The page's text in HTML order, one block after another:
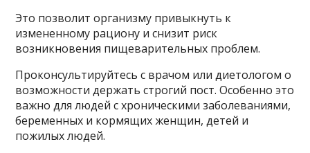
Это позволит организму привыкнуть к
измененному рациону и снизит риск
возникновения пищеварительных проблем.
Проконсультируйтесь с врачом или диетологом о
возможности держать строгий пост. Особенно это
важно для людей с хроническими заболеваниями,
беременных и кормящих женщин, детей и
пожилых людей.